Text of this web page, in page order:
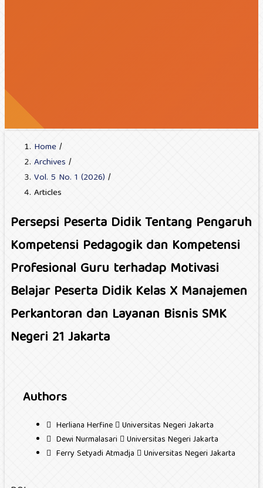
Home/
Archives /
Vol. 5 No. 1 (2026) /
Articles
Persepsi Peserta Didik Tentang Pengaruh
Kompetensi Pedagogik dan Kompetensi
Profesional Guru terhadap Motivasi
Belajar Peserta Didik Kelas X Manajemen
Perkantoran dan Layanan Bisnis SMK
Negeri 21 Jakarta
Authors
Herliana Herfine
Universitas Negeri Jakarta
Dewi Nurmalasari
Universitas Negeri Jakarta
Ferry Setyadi Atmadja
Universitas Negeri Jakarta